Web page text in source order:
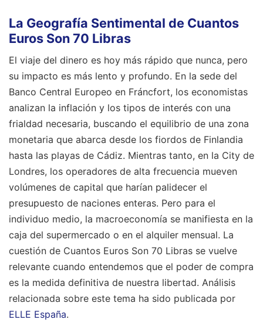
La Geografía Sentimental de Cuantos
Euros Son 70 Libras
El viaje del dinero es hoy más rápido que nunca, pero
su impacto es más lento y profundo. En la sede del
Banco Central Europeo en Fráncfort, los economistas
analizan la inflación y los tipos de interés con una
frialdad necesaria, buscando el equilibrio de una zona
monetaria que abarca desde los fiordos de Finlandia
hasta las playas de Cádiz. Mientras tanto, en la City de
Londres, los operadores de alta frecuencia mueven
volúmenes de capital que harían palidecer el
presupuesto de naciones enteras. Pero para el
individuo medio, la macroeconomía se manifiesta en la
caja del supermercado o en el alquiler mensual. La
cuestión de Cuantos Euros Son 70 Libras se vuelve
relevante cuando entendemos que el poder de compra
es la medida definitiva de nuestra libertad. Análisis
relacionada sobre este tema ha sido publicada por
ELLE España.